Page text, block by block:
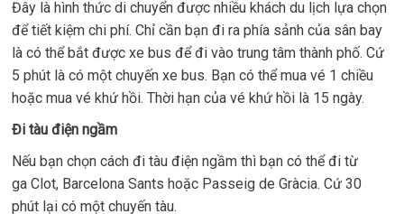
Đây là hình thức di chuyển được nhiều khách du lịch lựa chọn
để tiết kiệm chi phí. Chỉ cần bạn đi ra phía sảnh của sân bay
là có thể bắt được xe bus để đi vào trung tâm thành phố. Cứ
5 phút là có một chuyến xe bus. Bạn có thể mua vé 1 chiều
hoặc mua vé khứ hồi. Thời hạn của vé khứ hồi là 15 ngày.
Đi tàu điện ngầm
Nếu bạn chọn cách đi tàu điện ngầm thì bạn có thể đi từ
ga Clot, Barcelona Sants hoặc Passeig de Gràcia. Cứ 30
phút lại có một chuyến tàu.